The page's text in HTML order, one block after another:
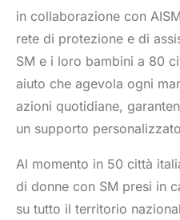
in collaborazione con
rete di protezione e di
SM e i loro bambini a 80
aiuto che agevola ogni
azioni quotidiane,
un supporto
Al momento in 50 città
di donne con SM presi in
su tutto il territorio